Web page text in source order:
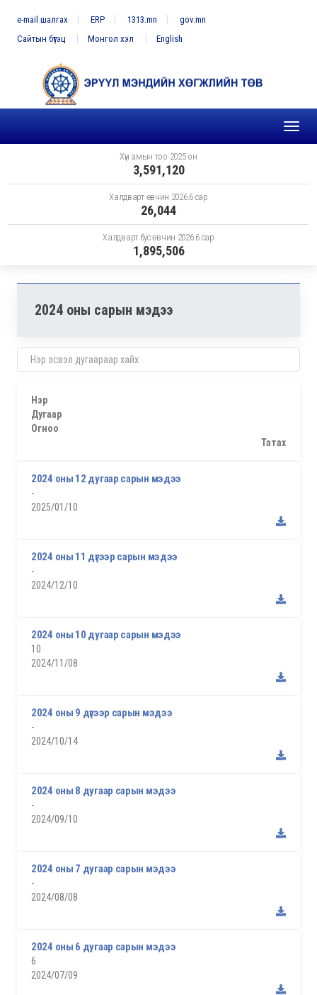
e-mail шалгах ERP 1313.mn
gov.mn
Сайтын бүтэц
Монгол хэл English
Toggle
Хүн амын тоо 2025 он
3,591,120
Халдварт өвчин 2026.6 сар
26,044
Халдварт бус өвчин 2026.6 сар
1,895,506
2024 оны сарын мэдээ
Нэр
Дугаар
Огноо
Татах
2024 оны 12 дугаар сарын мэдээ
-
2025/01/10
2024 оны 11 дүгээр сарын мэдээ
-
2024/12/10
2024 оны 10 дугаар сарын мэдээ
10
2024/11/08
2024 оны 9 дүгээр сарын мэдээ
-
2024/10/14
2024 оны 8 дугаар сарын мэдээ
-
2024/09/10
2024 оны 7 дугаар сарын мэдээ
-
2024/08/08
2024 оны 6 дугаар сарын мэдээ
6
2024/07/09